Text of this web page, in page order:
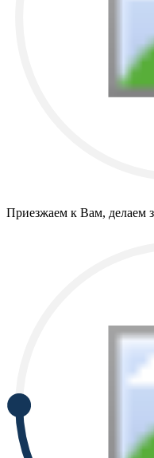
Приезжаем к Вам, делаем